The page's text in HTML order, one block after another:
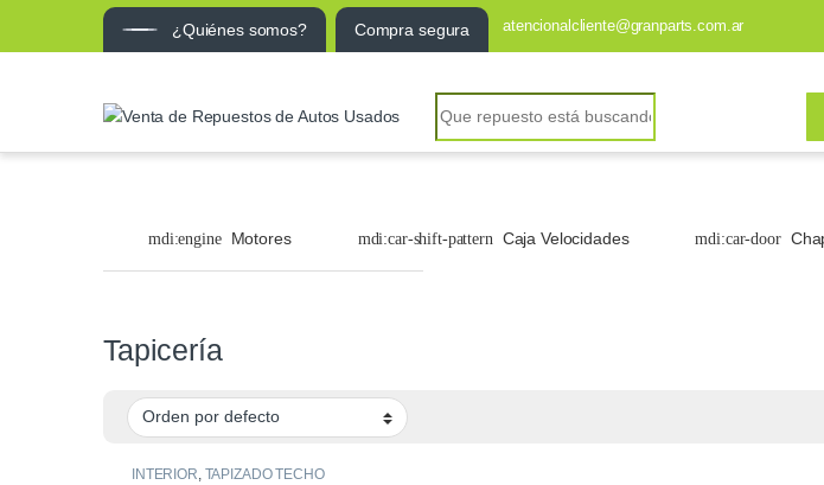
¿Quiénes somos? Compra segura atencionalcliente@granparts.com.ar
Search for:
Tapicería
INTERIOR, TAPIZADO TECHO
Motores Caja Velocidades